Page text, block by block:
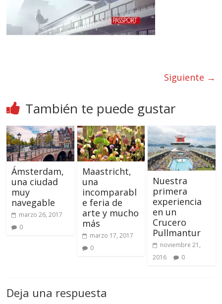
Siguiente →
También te puede gustar
Ámsterdam,
una ciudad
muy
navegable
marzo 26, 2017
0
Maastricht,
una
incomparabl
e feria de
arte y mucho
más
marzo 17, 2017
0
Nuestra
primera
experiencia
en un
Crucero
Pullmantur
noviembre 21,
2016
0
Deja una respuesta